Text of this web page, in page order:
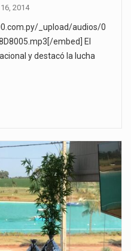
2014
_upload/audios/0
embed] El
y destacó la lucha